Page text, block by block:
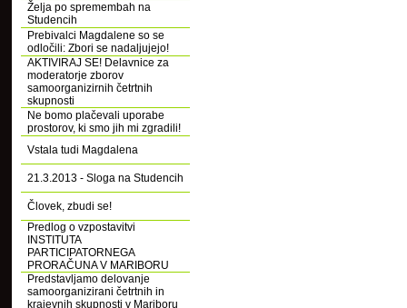
Želja po spremembah na
Studencih
Prebivalci Magdalene so se
odločili: Zbori se nadaljujejo!
AKTIVIRAJ SE! Delavnice za
moderatorje zborov
samoorganizirnih četrtnih
skupnosti
Ne bomo plačevali uporabe
prostorov, ki smo jih mi zgradili!
Vstala tudi Magdalena
21.3.2013 - Sloga na Studencih
Človek, zbudi se!
Predlog o vzpostavitvi
INSTITUTA
PARTICIPATORNEGA
PRORAČUNA V MARIBORU
Predstavljamo delovanje
samoorganizirani četrtnih in
krajevnih skupnosti v Mariboru